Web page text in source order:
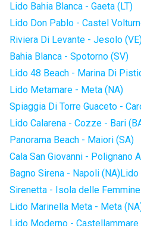
Lido Bahia Blanca - Gaeta (LT)
Lido Don Pablo - Castel
Riviera Di Levante - Jesolo
Bahia Blanca - Spotorno (SV)
Lido 48 Beach - Marina Di
Lido Metamare - Meta (NA)
Spiaggia Di Torre Guaceto -
Lido Calarena - Cozze - Bari
Panorama Beach - Maiori (SA)
Cala San Giovanni - Polignano
Bagno Sirena - Napoli (NA)Lido
Sirenetta - Isola delle
Lido Marinella Meta - Meta
Lido Moderno - Castellammare